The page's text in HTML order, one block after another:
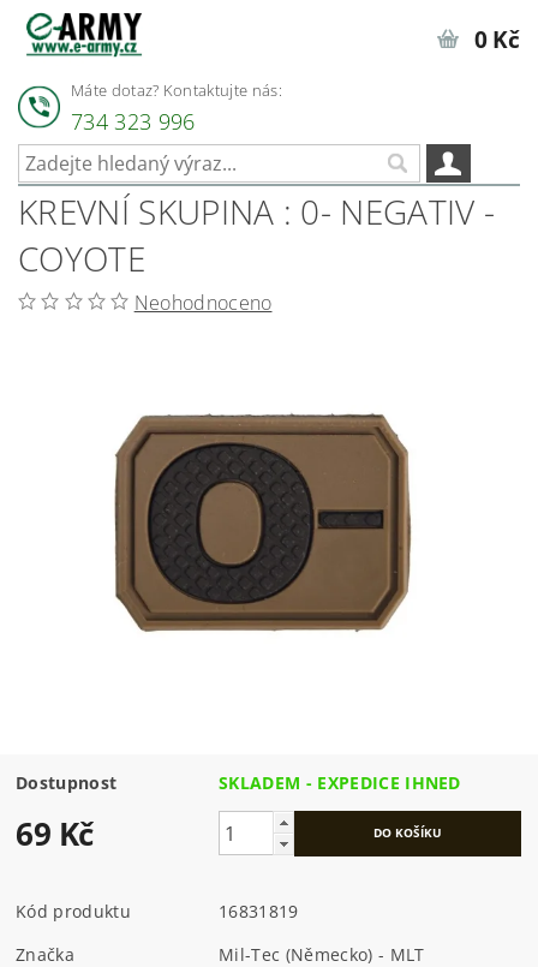
Máte dotaz? Kontaktujte nás:
734 323 996
0 Kč
KREVNÍ SKUPINA : 0- NEGATIV -
COYOTE
Neohodnoceno
Dostupnost SKLADEM - EXPEDICE IHNED
69 Kč
Kód produktu
16831819
Značka
Mil-Tec (Německo) - MLT